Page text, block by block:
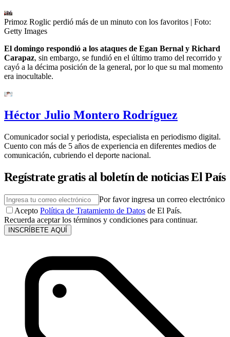
Primoz Roglic perdió más de un minuto con los favoritos | Foto:
Getty Images
El domingo respondió a los ataques de Egan Bernal y Richard
Carapaz, sin embargo, se fundió en el último tramo del recorrido y
cayó a la décima posición de la general, por lo que su mal momento
era inocultable.
Héctor Julio Montero Rodríguez
Comunicador social y periodista, especialista en periodismo digital.
Cuento con más de 5 años de experiencia en diferentes medios de
comunicación, cubriendo el deporte nacional.
Regístrate gratis al boletín de noticias El País
Por favor ingresa un correo electrónico
Acepto Política de Tratamiento de Datos de El País.
Recuerda aceptar los términos y condiciones para continuar.
INSCRÍBETE AQUÍ